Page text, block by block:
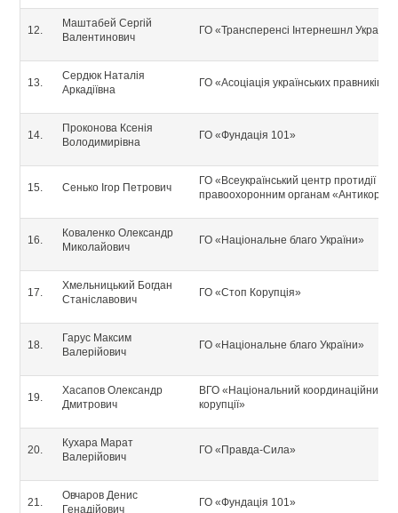
Маштабей Сергій
Валентинович
ГО «Трансперенсі Інтернешнл
Сердюк Наталія
Аркадіївна
ГО «Асоціація українських правників»
Проконова Ксенія
Володимирівна
ГО «Фундація 101»
Сенько Ігор Петрович
ГО «Всеукраїнський центр протидії
правоохоронним органам
Коваленко Олександр
Миколайович
ГО «Національне благо України»
Хмельницький Богдан
Станіславович
ГО «Стоп Корупція»
Гарус Максим
Валерійович
ГО «Національне благо України»
Хасапов Олександр
Дмитрович
ВГО «Національний координаційний
корупції»
Кухара Марат
Валерійович
ГО «Правда-Сила»
Овчаров Денис
Генадійович
ГО «Фундація 101»